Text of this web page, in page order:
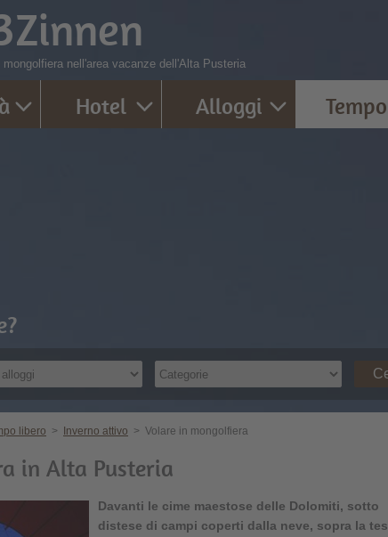
Zinnen
mongolfiera nell'area vacanze dell'Alta Pusteria
Hotel Alloggi
libero > Inverno attivo > Volare in mongolfiera
in Alta Pusteria
Davanti le cime maestose delle Dolomiti, sotto
distese di campi coperti dalla neve, sopra la